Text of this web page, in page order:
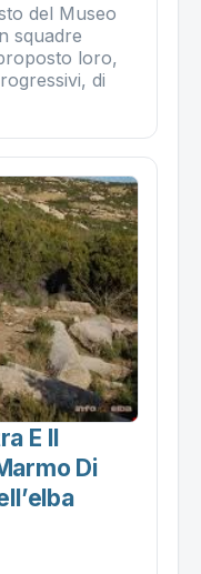
del Museo
squadre
loro,
di
E Il
Di